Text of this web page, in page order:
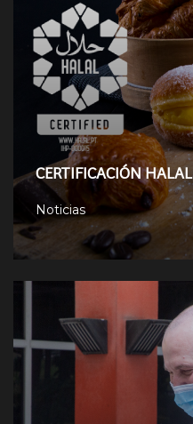
CERTIFICACIÓN HALAL
Noticias